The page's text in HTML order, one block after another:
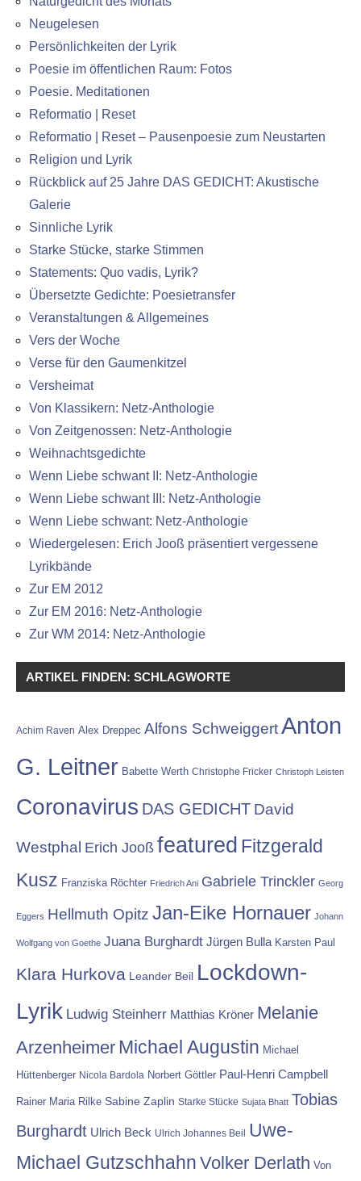
Neugelesen
Persönlichkeiten der Lyrik
Poesie im öffentlichen Raum: Fotos
Poesie. Meditationen
Reformatio | Reset
Reformatio | Reset – Pausenpoesie zum Neustarten
Religion und Lyrik
Rückblick auf 25 Jahre DAS GEDICHT: Akustische
Galerie
Sinnliche Lyrik
Starke Stücke, starke Stimmen
Statements: Quo vadis, Lyrik?
Übersetzte Gedichte: Poesietransfer
Veranstaltungen & Allgemeines
Vers der Woche
Verse für den Gaumenkitzel
Versheimat
Von Klassikern: Netz-Anthologie
Von Zeitgenossen: Netz-Anthologie
Weihnachtsgedichte
Wenn Liebe schwant II: Netz-Anthologie
Wenn Liebe schwant III: Netz-Anthologie
Wenn Liebe schwant: Netz-Anthologie
Wiedergelesen: Erich Jooß präsentiert vergessene
Lyrikbände
Zur EM 2012
Zur EM 2016: Netz-Anthologie
Zur WM 2014: Netz-Anthologie
ARTIKEL FINDEN: SCHLAGWORTE
Achim Raven Alex Dreppec Alfons SchweiggertAnton
G. Leitner Babette Werth Christophe Fricker Christoph Leisten
Coronavirus DAS GEDICHT David
Westphal Erich Jooß featured Fitzgerald
Kusz Franziska Röchter Friedrich Ani Gabriele Trinckler Georg
Eggers Hellmuth Opitz Jan-Eike Hornauer Johann
Wolfgang von Goethe Juana Burghardt Jürgen Bulla Karsten Paul
Klara Hurkova Leander Beil Lockdown-
Lyrik Ludwig Steinherr Matthias Kröner Melanie
Arzenheimer Michael Augustin Michael
Hüttenberger Nicola Bardola Norbert Göttler Paul-Henri Campbell
Rainer Maria Rilke Sabine Zaplin Starke Stücke Sujata Bhatt Tobias
Burghardt Ulrich Beck Ulrich Johannes Beil Uwe-
Michael Gutzschhahn Volker Derlath Von